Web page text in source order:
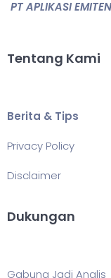
PT APLIKASI
Tentang Kami
Berita & Tips
Privacy Policy
Disclaimer
Dukungan
Gabung Jadi Analis